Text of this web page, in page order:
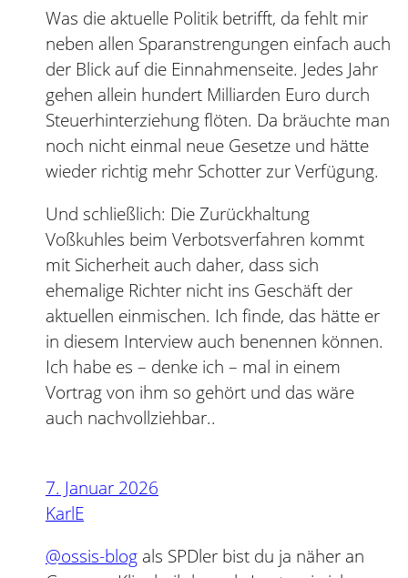
Was die aktuelle Politik betrifft, da fehlt mir
neben allen Sparanstrengungen einfach auch
der Blick auf die Einnahmenseite. Jedes Jahr
gehen allein hundert Milliarden Euro durch
Steuerhinterziehung flöten. Da bräuchte man
noch nicht einmal neue Gesetze und hätte
wieder richtig mehr Schotter zur Verfügung.
Und schließlich: Die Zurückhaltung
Voßkuhles beim Verbotsverfahren kommt
mit Sicherheit auch daher, dass sich
ehemalige Richter nicht ins Geschäft der
aktuellen einmischen. Ich finde, das hätte er
in diesem Interview auch benennen können.
Ich habe es – denke ich – mal in einem
Vortrag von ihm so gehört und das wäre
auch nachvollziehbar..
7. Januar 2026
KarlE
@ossis-blog als SPDler bist du ja näher an